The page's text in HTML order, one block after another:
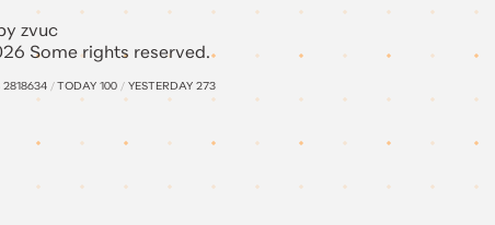
zvuc
Some rights reserved.
2818634 /TODAY 100 / YESTERDAY 273